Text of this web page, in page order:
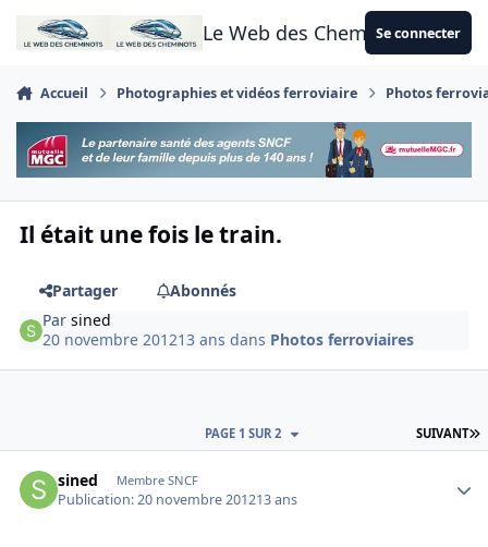
Aller au contenu
Le Web des CheminotsSe connecter
Accueil Photographies et vidéos ferroviaire Photos
Il était une fois le train.
Partager
Abonnés
Parsined
20 novembre 201213 ans dans Photos ferroviaires
SUIVANT
PAGE 1 SUR 2
sined Membre SNCF
Publication:20 novembre 201213 ans